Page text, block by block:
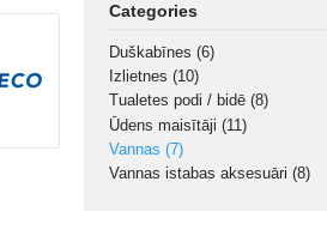
Categories
Duškabīnes (6)
Izlietnes (10)
Tualetes podi / bidē (8)
Ūdens maisītāji (11)
Vannas (7)
Vannas istabas aksesuāri (8)